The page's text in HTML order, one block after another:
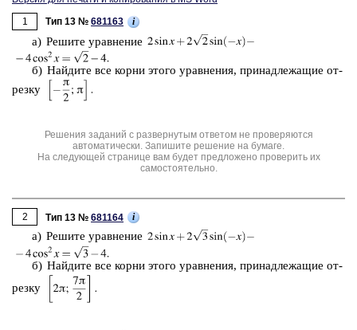
1
Тип 13 № 681163 i
а) Ре­ши­те урав­не­ние
б) Най­ди­те все корни этого урав­не­ния, при­над­ле­жа­щие от­
рез­ку
Решения заданий с развернутым ответом не проверяются
автоматически. Запишите решение на бумаге.
На следующей странице вам будет предложено проверить их
самостоятельно.
2 Тип 13 № 681164 i
а) Ре­ши­те урав­не­ние
б) Най­ди­те все корни этого урав­не­ния, при­над­ле­жа­щие от­
рез­ку